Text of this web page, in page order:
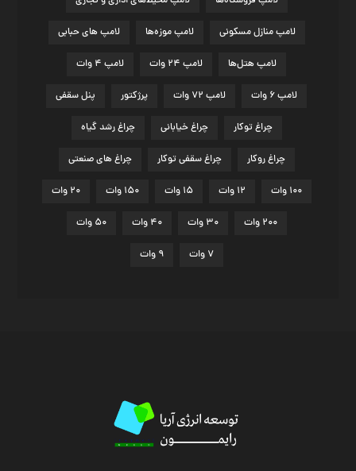
لامپ منازل مسکونی لامپ موزه‌ها لامپ های حبابی
لامپ هتل‌ها لامپ ۲۴ وات لامپ ۴ وات
لامپ ۶ وات لامپ ۷۲ وات پرژکتور پنل سقفی
چراغ توکار چراغ خیابانی چراغ رشد گياه
چراغ روکار چراغ سقفی توکار چراغ های صنعتی
۱۰۰ وات ۱۲ وات ۱۵ وات ۱۵۰ وات ۲۰ وات
۲۰۰ وات ۳۰ وات ۴۰ وات ۵۰ وات
۷ وات ۹ وات